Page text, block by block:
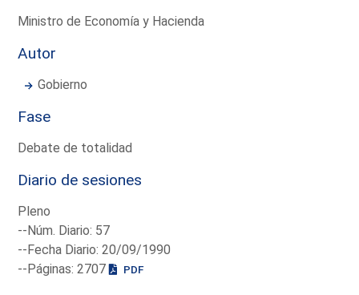
Ministro de Economía y Hacienda
Autor
Gobierno
Fase
Debate de totalidad
Diario de sesiones
Pleno
--Núm. Diario: 57
--Fecha Diario: 20/09/1990
--Páginas: 2707
PDF